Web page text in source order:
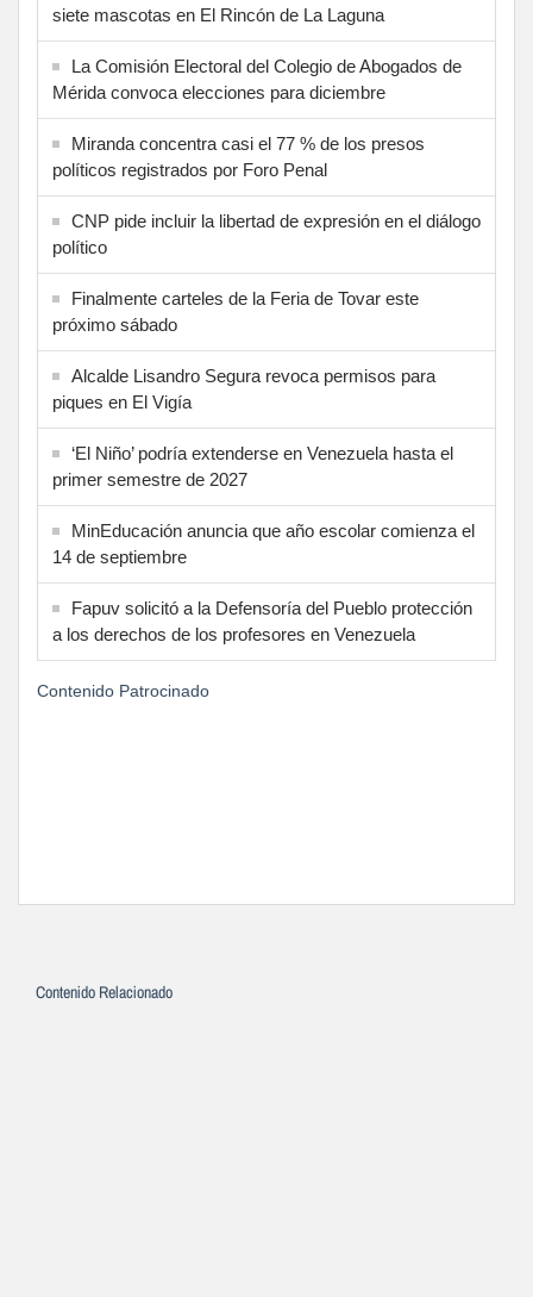
siete mascotas en El Rincón de La Laguna
La Comisión Electoral del Colegio de Abogados de
Mérida convoca elecciones para diciembre
Miranda concentra casi el 77 % de los presos
políticos registrados por Foro Penal
CNP pide incluir la libertad de expresión en el diálogo
político
Finalmente carteles de la Feria de Tovar este
próximo sábado
Alcalde Lisandro Segura revoca permisos para
piques en El Vigía
‘El Niño’ podría extenderse en Venezuela hasta el
primer semestre de 2027
MinEducación anuncia que año escolar comienza el
14 de septiembre
Fapuv solicitó a la Defensoría del Pueblo protección
a los derechos de los profesores en Venezuela
Contenido Patrocinado
Contenido Relacionado